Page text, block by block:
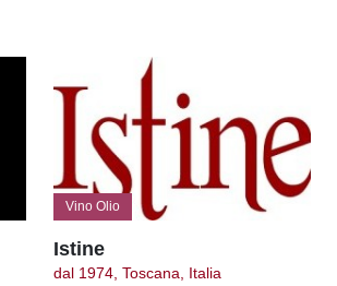
Vino Olio
Istine
dal 1974, Toscana, Italia